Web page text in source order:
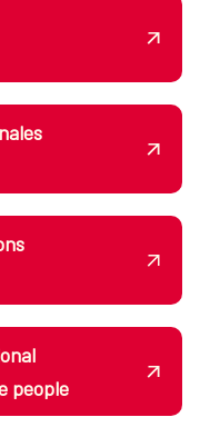
people